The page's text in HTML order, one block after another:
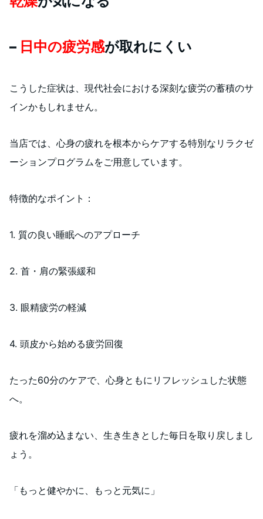
– 日中の疲労感が取れにくい
こうした症状は、現代社会における深刻な疲労の蓄積のサ
インかもしれません。
当店では、心身の疲れを根本からケアする特別なリラクゼ
ーションプログラムをご用意しています。
特徴的なポイント：
1. 質の良い睡眠へのアプローチ
2. 首・肩の緊張緩和
3. 眼精疲労の軽減
4. 頭皮から始める疲労回復
たった60分のケアで、心身ともにリフレッシュした状態
へ。
疲れを溜め込まない、生き生きとした毎日を取り戻しまし
ょう。
「もっと健やかに、もっと元気に」